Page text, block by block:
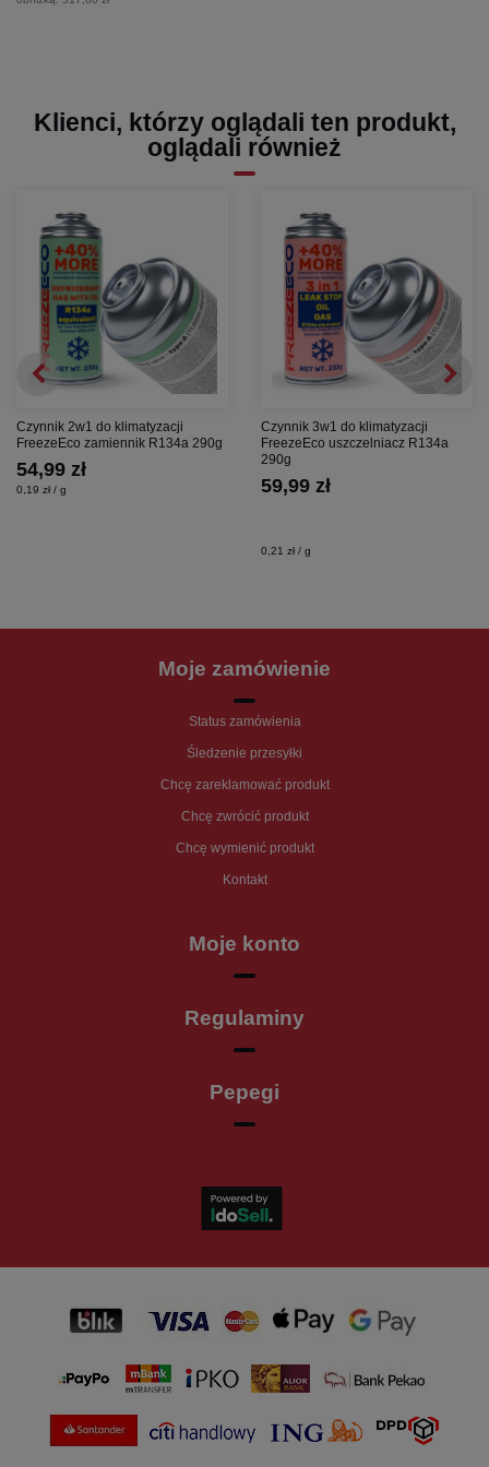
Klienci, którzy oglądali ten produkt,
oglądali również
Czynnik 2w1 do klimatyzacji
FreezeEco zamiennik R134a 290g
54,99 zł
0,19 zł / g
Czynnik 3w1 do klimatyzacji
FreezeEco uszczelniacz R134a
290g
59,99 zł
0,21 zł / g
Moje zamówienie
Status zamówienia
Śledzenie przesyłki
Chcę zareklamować produkt
Chcę zwrócić produkt
Chcę wymienić produkt
Kontakt
Moje konto
Regulaminy
Pepegi